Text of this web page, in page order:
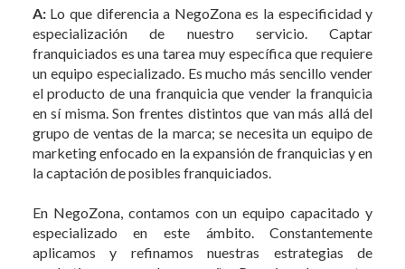
A:Lo que diferencia a NegoZona es la especificidad y
especialización de nuestro servicio. Captar
franquiciados es una tarea muy específica que requiere
un equipo especializado. Es mucho más sencillo vender
el producto de una franquicia que vender la franquicia
en sí misma. Son frentes distintos que van más allá del
grupo de ventas de la marca; se necesita un equipo de
marketing enfocado en la expansión de franquicias y en
la captación de posibles franquiciados.
En NegoZona, contamos con un equipo capacitado y
especializado en este ámbito. Constantemente
aplicamos y refinamos nuestras estrategias de